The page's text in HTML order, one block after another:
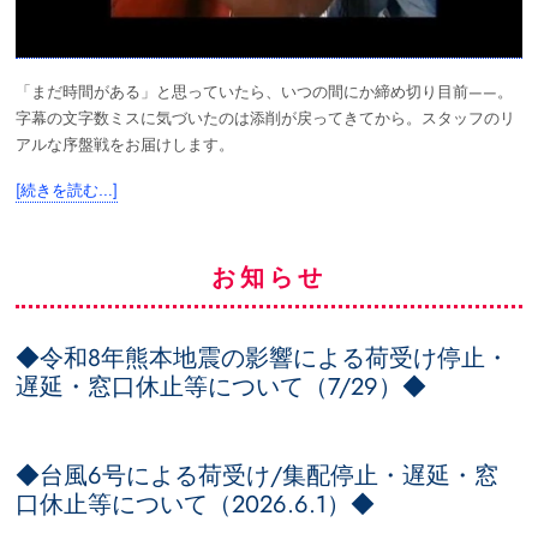
「まだ時間がある」と思っていたら、いつの間にか締め切り目前——。
字幕の文字数ミスに気づいたのは添削が戻ってきてから。スタッフのリ
アルな序盤戦をお届けします。
[続きを読む…]
お知らせ
◆令和8年熊本地震の影響による荷受け停止・
遅延・窓口休止等について（7/29）◆
◆台風6号による荷受け/集配停止・遅延・窓
口休止等について（2026.6.1）◆